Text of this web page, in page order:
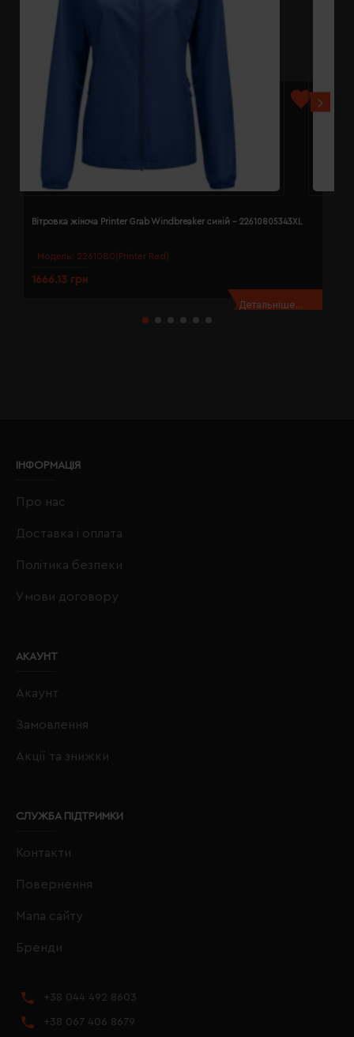
Модель: 2261080(Printer Red)
Вітровка жіноча Printer Grab Windbreaker синій - 22610805343XL
1666.13 грн
Детальніше...
ІНФОРМАЦІЯ
Про нас
Доставка і оплата
Політика безпеки
Умови договору
АКАУНТ
Акаунт
Замовлення
Акції та знижки
СЛУЖБА ПІДТРИМКИ
Контакти
Повернення
Мапа сайту
Бренди
+38 044 492 8603
+38 067 406 8679